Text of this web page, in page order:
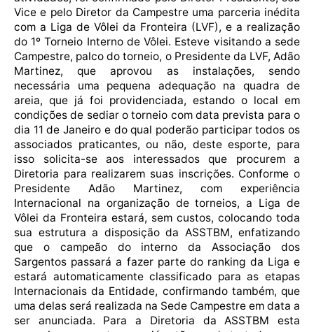
Vice e pelo Diretor da Campestre uma parceria inédita
com a Liga de Vôlei da Fronteira (LVF), e a realização
do 1º Torneio Interno de Vôlei. Esteve visitando a sede
Campestre, palco do torneio, o Presidente da LVF, Adão
Martinez, que aprovou as instalações, sendo
necessária uma pequena adequação na quadra de
areia, que já foi providenciada, estando o local em
condições de sediar o torneio com data prevista para o
dia 11 de Janeiro e do qual poderão participar todos os
associados praticantes, ou não, deste esporte, para
isso solicita-se aos interessados que procurem a
Diretoria para realizarem suas inscrições. Conforme o
Presidente Adão Martinez, com experiência
Internacional na organização de torneios, a Liga de
Vôlei da Fronteira estará, sem custos, colocando toda
sua estrutura a disposição da ASSTBM, enfatizando
que o campeão do interno da Associação dos
Sargentos passará a fazer parte do ranking da Liga e
estará automaticamente classificado para as etapas
Internacionais da Entidade, confirmando também, que
uma delas será realizada na Sede Campestre em data a
ser anunciada. Para a Diretoria da ASSTBM esta